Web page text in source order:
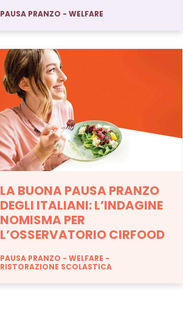
PAUSA PRANZO WELFARE
LA BUONA PAUSA PRANZO
DEGLI ITALIANI: L’INDAGINE
NOMISMA PER
L’OSSERVATORIO CIRFOOD
PAUSA PRANZO
WELFARE
RISTORAZIONE SCOLASTICA